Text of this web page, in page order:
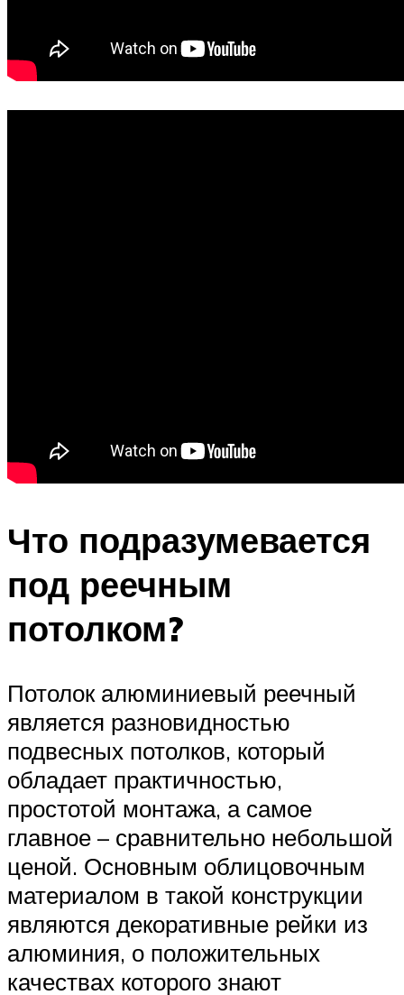
Что подразумевается
под реечным
потолком?
Потолок алюминиевый реечный
является разновидностью
подвесных потолков, который
обладает практичностью,
простотой монтажа, а самое
главное – сравнительно небольшой
ценой. Основным облицовочным
материалом в такой конструкции
являются декоративные рейки из
алюминия, о положительных
качествах которого знают